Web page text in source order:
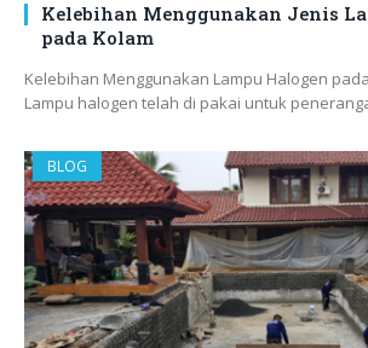
Kelebihan Menggunakan Jenis
pada Kolam
Kelebihan Menggunakan Lampu Halogen
Lampu halogen telah di pakai untuk
BLOG